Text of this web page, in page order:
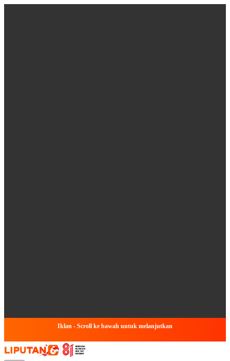
Iklan - Scroll ke bawah untuk melanjutkan